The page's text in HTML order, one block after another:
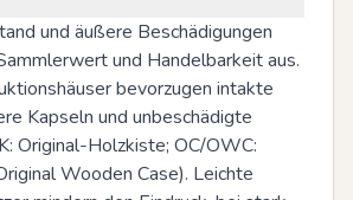
und äußere Beschädigungen
und Handelbarkeit aus.
bevorzugen intakte
Kapseln und unbeschädigte
Original-Holzkiste; OC/OWC:
Wooden Case). Leichte